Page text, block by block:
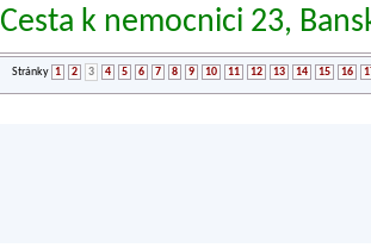
Cesta k nemocnici 23,
Stránky 1 2 3 4 5 6 7 8 9 10 11 12 13 14 15 16